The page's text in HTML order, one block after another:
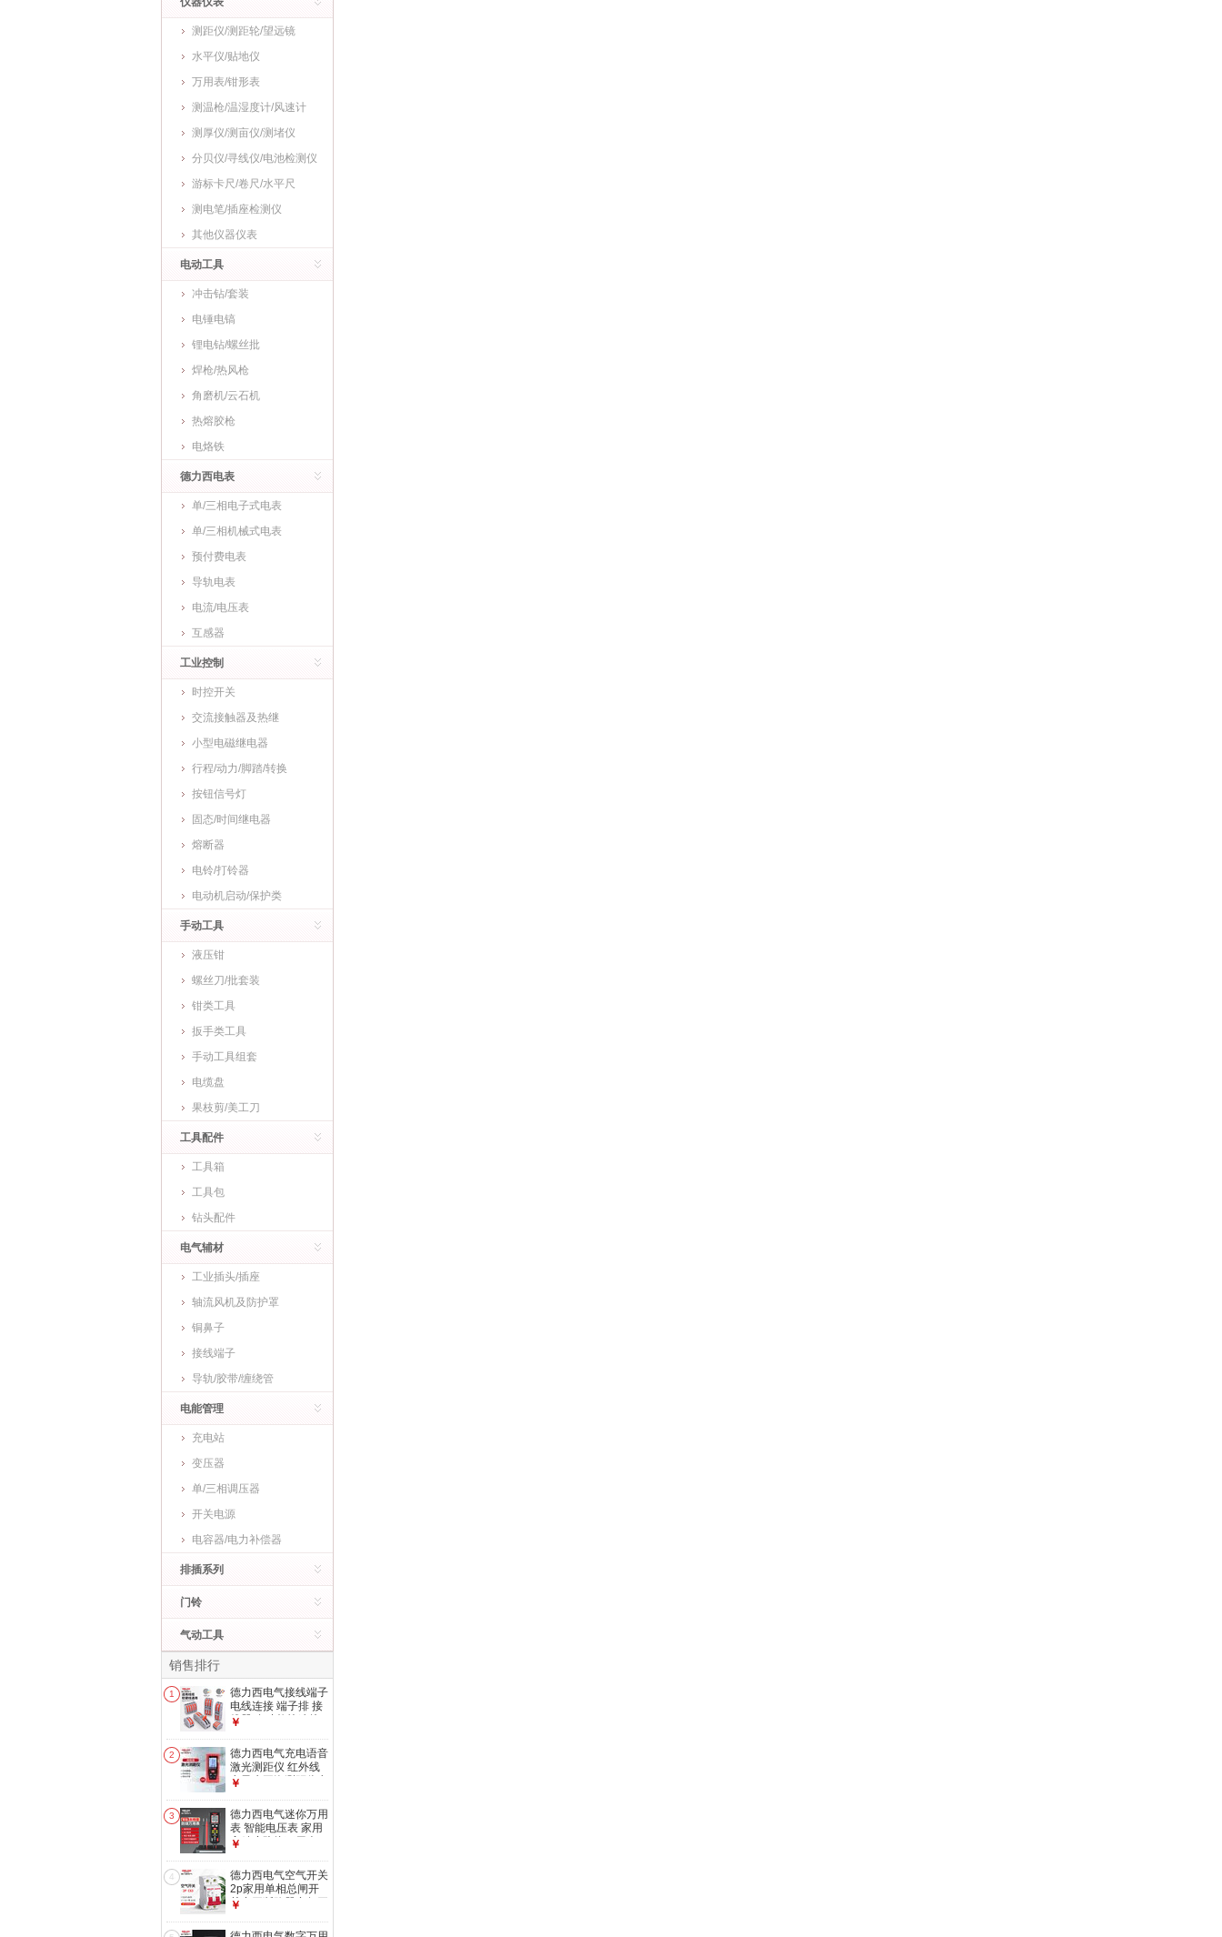
测距仪/测距轮/望远镜
水平仪/贴地仪
万用表/钳形表
测温枪/温湿度计/风速计
测厚仪/测亩仪/测堵仪
分贝仪/寻线仪/电池检测仪
游标卡尺/卷尺/水平尺
测电笔/插座检测仪
其他仪器仪表
电动工具
冲击钻/套装
电锤电镐
锂电钻/螺丝批
焊枪/热风枪
角磨机/云石机
热熔胶枪
电烙铁
德力西电表
单/三相电子式电表
单/三相机械式电表
预付费电表
导轨电表
电流/电压表
互感器
工业控制
时控开关
交流接触器及热继
小型电磁继电器
行程/动力/脚踏/转换
按钮信号灯
固态/时间继电器
熔断器
电铃/打铃器
电动机启动/保护类
手动工具
液压钳
螺丝刀/批套装
钳类工具
扳手类工具
手动工具组套
电缆盘
果枝剪/美工刀
工具配件
工具箱
工具包
钻头配件
电气辅材
工业插头/插座
轴流风机及防护罩
铜鼻子
接线端子
导轨/胶带/缠绕管
电能管理
充电站
变压器
单/三相调压器
开关电源
电容器/电力补偿器
排插系列
门铃
气动工具
销售排行
1
德力西电气接线端子
电线连接 端子排 接
线器 多功能快速接
进二出连接器 PCT-
222（10只）
￥
2
德力西电气充电语音
激光测距仪 红外线
电子水平泡测距仪电
米 单水平泡 电池款
（性价比）
￥
3
德力西电气迷你万用
表 智能电压表 家用
高精度防烧万用表
万用表
￥
4
德力西电气空气开关
2p家用单相总闸开
关空开断路器空气开
￥